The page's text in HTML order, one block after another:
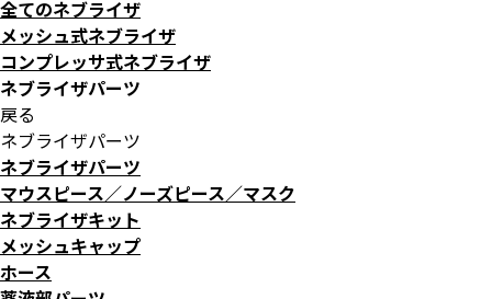
全てのネブライザ
メッシュ式ネブライザ
コンプレッサ式ネブライザ
ネブライザパーツ
戻る
ネブライザパーツ
ネブライザパーツ
マウスピース／ノーズピース／マスク
ネブライザキット
メッシュキャップ
ホース